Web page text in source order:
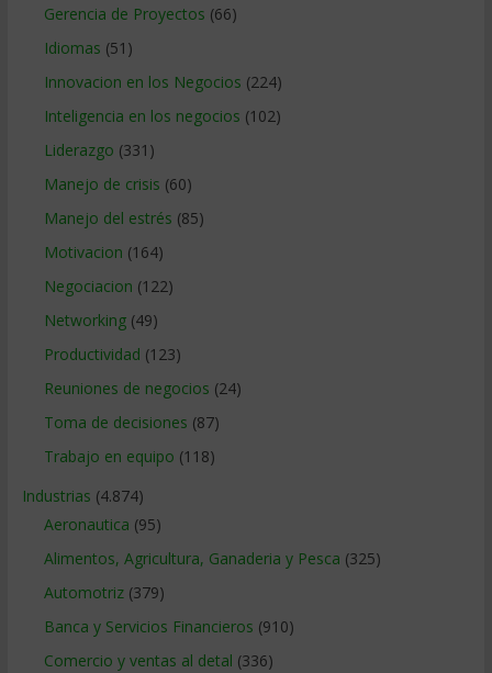
Gerencia de Proyectos (66)
Idiomas (51)
Innovacion en los Negocios (224)
Inteligencia en los negocios (102)
Liderazgo (331)
Manejo de crisis (60)
Manejo del estrés (85)
Motivacion (164)
Negociacion (122)
Networking(49)
Productividad (123)
Reuniones de negocios (24)
Toma de decisiones (87)
Trabajo en equipo (118)
Industrias (4.874)
Aeronautica (95)
Alimentos, Agricultura, Ganaderia y Pesca (325)
Automotriz(379)
Banca y Servicios Financieros (910)
Comercio y ventas al detal (336)